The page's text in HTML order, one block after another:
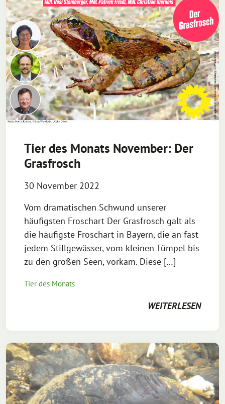
Tier des Monats November: Der
Grasfrosch
30 November 2022
Vom dramatischen Schwund unserer
häufigsten Froschart Der Grasfrosch galt als
die häufigste Froschart in Bayern, die an fast
jedem Stillgewässer, vom kleinen Tümpel bis
zu den großen Seen, vorkam. Diese […]
Tier des Monats
WEITERLESEN